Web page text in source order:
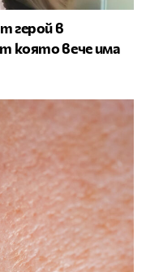
герой в
която вече има